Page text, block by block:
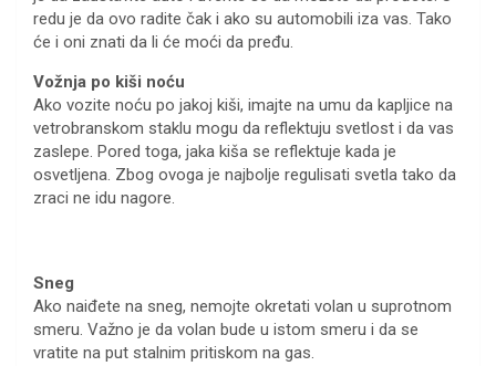
redu je da ovo radite čak i ako su automobili iza vas. Tako
će i oni znati da li će moći da pređu.
Vožnja po kiši noću
Ako vozite noću po jakoj kiši, imajte na umu da kapljice na
vetrobranskom staklu mogu da reflektuju svetlost i da vas
zaslepe. Pored toga, jaka kiša se reflektuje kada je
osvetljena. Zbog ovoga je najbolje regulisati svetla tako da
zraci ne idu nagore.
Sneg
Ako naiđete na sneg, nemojte okretati volan u suprotnom
smeru. Važno je da volan bude u istom smeru i da se
vratite na put stalnim pritiskom na gas.